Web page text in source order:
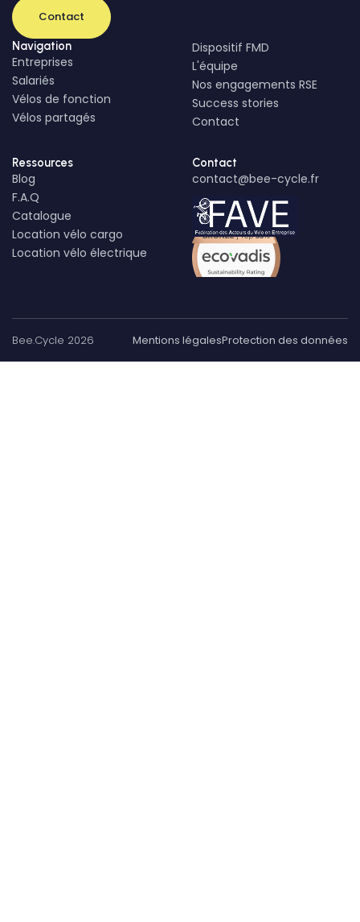
Contact
Navigation
Entreprises
Salariés
Vélos de fonction
Vélos partagés
Dispositif FMD
L'équipe
Nos engagements RSE
Success stories
Contact
Ressources
Blog
F.A.Q
Catalogue
Location vélo cargo
Location vélo électrique
Contact
contact@bee-cycle.fr
Bee.Cycle 2026 Mentions légalesProtection des données